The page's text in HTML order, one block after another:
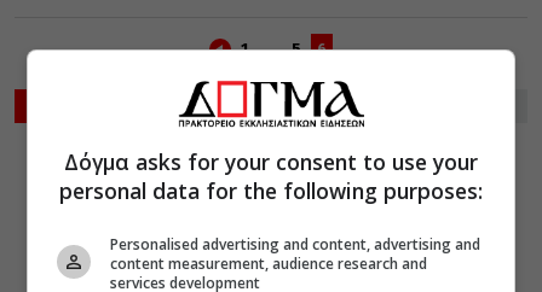
1 … 5 6
ΔΙΑΛΟΓΟΣ
06 Αυγούστου 2026
12:32
προς Θεία
Κοινωνία
Δόγμα asks for your consent to use your
personal data for the following purposes:
Personalised advertising and content, advertising and
content measurement, audience research and
services development